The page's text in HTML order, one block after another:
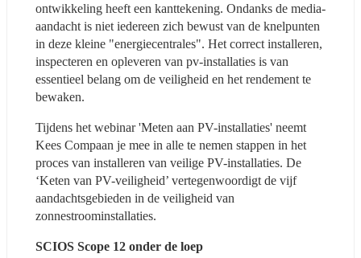
ontwikkeling heeft een kanttekening. Ondanks de media-
aandacht is niet iedereen zich bewust van de knelpunten
in deze kleine "energiecentrales". Het correct installeren,
inspecteren en opleveren van pv-installaties is van
essentieel belang om de veiligheid en het rendement te
bewaken.
Tijdens het webinar 'Meten aan PV-installaties' neemt
Kees Compaan je mee in alle te nemen stappen in het
proces van installeren van veilige PV-installaties. De
‘Keten van PV-veiligheid’ vertegenwoordigt de vijf
aandachtsgebieden in de veiligheid van
zonnestroominstallaties.
SCIOS Scope 12 onder de loep